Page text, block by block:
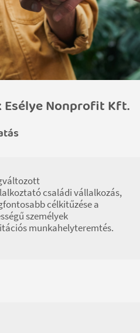
Nonprofit Kft.
családi vállalkozás,
célkitűzése a
személyek
munkahelyteremtés.